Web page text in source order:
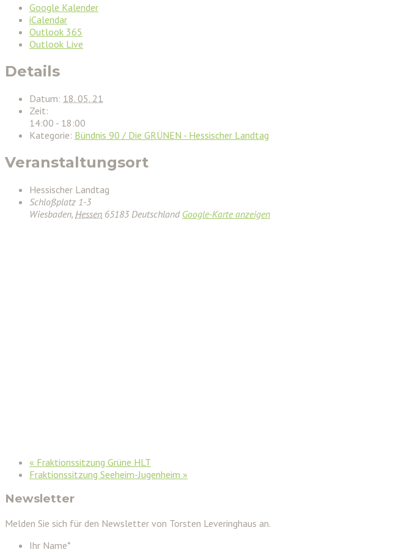
Google Kalender
iCalendar
Outlook 365
Outlook Live
Details
Datum: 18. 05. 21
Zeit:
14:00 - 18:00
Kategorie: Bündnis 90 / Die GRÜNEN - Hessischer Landtag
Veranstaltungsort
Hessischer Landtag
Schloßplatz 1-3
Wiesbaden, Hessen 65183 Deutschland Google-Karte anzeigen
« Fraktionssitzung Grüne HLT
Fraktionssitzung Seeheim-Jugenheim »
Newsletter
Melden Sie sich für den Newsletter von Torsten Leveringhaus an.
Ihr Name*